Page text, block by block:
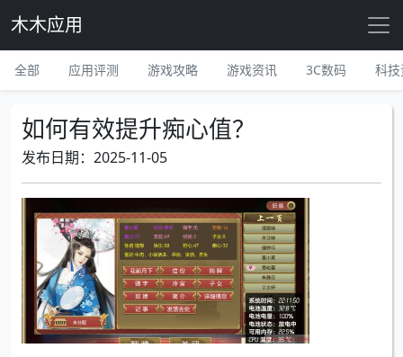
木木应用
全部 应用评测 游戏攻略 游戏资讯 3C数码 科
如何有效提升痴心值？
发布日期：2025-11-05